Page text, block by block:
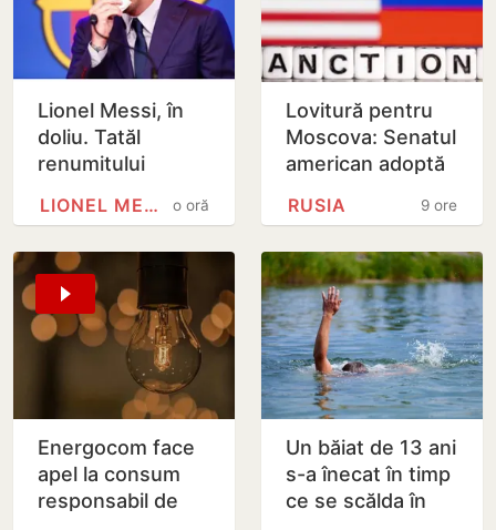
Lionel Messi, în
doliu. Tatăl
renumitului
decedat
o oră
LIONEL MESSI
Lovitură pentru
Moscova: Senatul
american adoptă
împotriva Rusiei9 ore
RUSIA
Energocom face
apel la consum
responsabil de
Un băiat de 13 ani
s-a înecat în timp
ce se scălda în